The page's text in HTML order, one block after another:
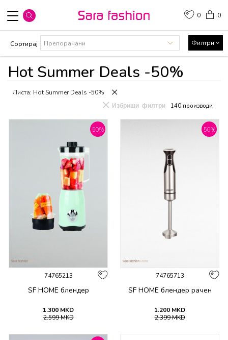
0
0
Hot Summer Deals -50%
Сортирај Филтри
Листа: Hot Summer Deals -50%
140 производи
Избриши филтри
50%
74765213
SF HOME блендер
1.300 MKD
2.599MKD
50%
74765713
SF HOME блендер рачен
1.200 MKD
2.399MKD